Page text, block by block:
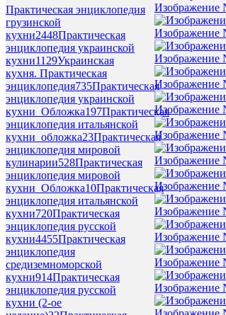
Практическая энциклопедия
грузинской
кухни2448Практическая
энциклопедия украинской
кухни1129Украинская
кухня. Практическая
энциклопедия735Практическая
энциклопедия украинской
кухни_Обложка197Практическая
энциклопедия итальянской
кухни_обложка23Практическая
энциклопедия мировой
кулинарии528Практическая
энциклопедия мировой
кухни_Обложка10Практическая
энциклопедия итальянской
кухни720Практическая
энциклопедия русской
кухни4455Практическая
энциклопедия
средиземноморской
кухни914Практическая
энциклопедия русской
кухни (2-ое
Изображение
Изображение
Изображение
Изображение
Изображение
Изображение
Изображение
Изображение
Изображение
Изображение
Изображение
Изображение